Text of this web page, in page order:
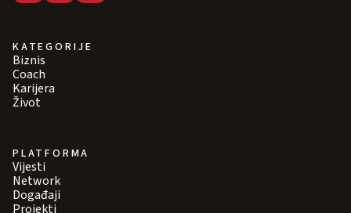
KATEGORIJE
Biznis
Coach
Karijera
Život
PLATFORMA
Vijesti
Network
Događaji
Projekti